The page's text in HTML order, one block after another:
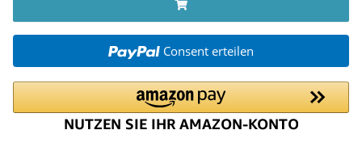
Consent erteilen